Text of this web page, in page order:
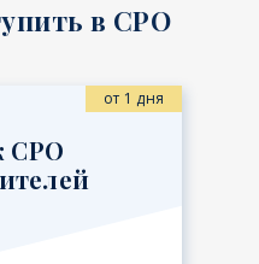
в СРО
от 1 дня
СРО